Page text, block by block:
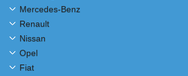
Mercedes-Benz
Renault
Nissan
Opel
Fiat